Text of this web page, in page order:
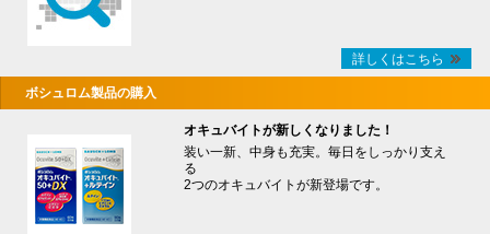
詳しくはこちら
ボシュロム製品の購入
オキュバイトが新しくなりました！
装い一新、中身も充実。毎日をしっかり支え
る
2つのオキュバイトが新登場です。